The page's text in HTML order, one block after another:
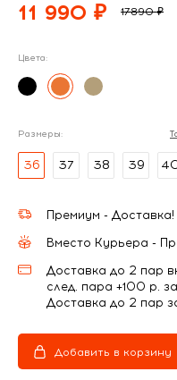
11 990 ₽ 17890 ₽
Цвета:
Размеры:
36 37 38 39
Премиум - Доставка!
Вместо Курьера -
Доставка до 2 пар
след. пара +100 р.
Доставка до 2 пар
Добавить в корзину